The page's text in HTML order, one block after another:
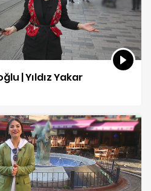
| Yıldız Yakar